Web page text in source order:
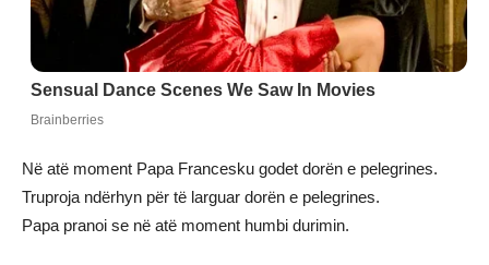
Në atë moment Papa Francesku godet dorën e pelegrines.
Truproja ndërhyn për të larguar dorën e pelegrines.
Papa pranoi se në atë moment humbi durimin.